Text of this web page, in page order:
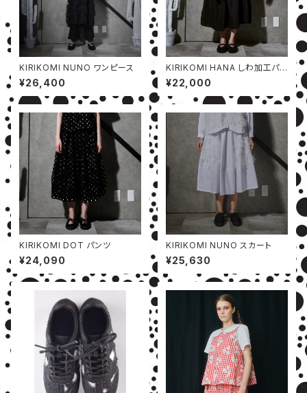
KIRIKOMI NUNO ワンピース
¥26,400
KIRIKOMI HANA しわ加工パン
ツ
¥22,000
KIRIKOMI DOT パンツ
¥24,090
KIRIKOMI NUNO スカート
¥25,630